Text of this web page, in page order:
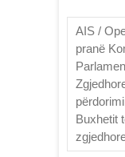
AIS /
pranë
Buxhetit